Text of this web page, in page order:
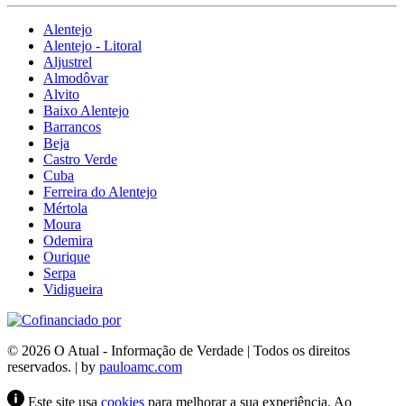
Alentejo
Alentejo - Litoral
Aljustrel
Almodôvar
Alvito
Baixo Alentejo
Barrancos
Beja
Castro Verde
Cuba
Ferreira do Alentejo
Mértola
Moura
Odemira
Ourique
Serpa
Vidigueira
© 2026 O Atual - Informação de Verdade | Todos os direitos
reservados. | by pauloamc.com
Este site usa cookies para melhorar a sua experiência. Ao